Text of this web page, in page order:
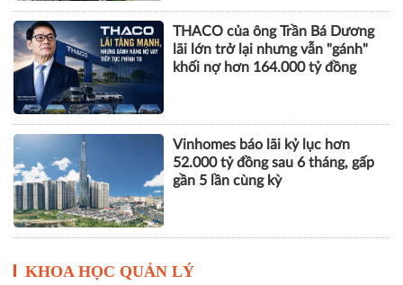
THACO của ông Trần Bá Dương
lãi lớn trở lại nhưng vẫn "gánh"
khối nợ hơn 164.000 tỷ đồng
Vinhomes báo lãi kỷ lục hơn
52.000 tỷ đồng sau 6 tháng, gấp
gần 5 lần cùng kỳ
KHOA HỌC QUẢN LÝ